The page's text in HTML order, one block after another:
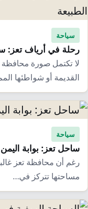
سياحة
رحلة في أرياف تعز:
لا تكتمل صورة محافظة
القديمة أو شواطئها
سياحة
ساحل تعز: بوابة اليمن
مساحتها تتركز في…